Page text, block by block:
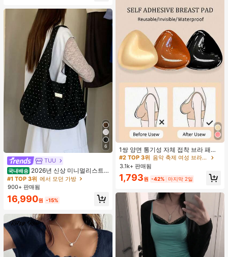
6
TUU
국내배송 2026년 신상 미니멀리스트
도트 캔버스 토트백, 대용량 캐주얼 다
용도 통근 숄더 핸드백
#1 TOP 3위 에서 모던 가방
900+ 판매됨
16,990원 -15%
1쌍 양면 통기성 자체 접착 브라 패드,
두꺼워진 삼각형 푸쉬업 디자인, 재사
용 가능, 보이지 않는 비키니 브라 삽
입물, 수영에 적합
#2 TOP 3위
음악 축제 여성 브라 액세서리
거의 매진!
#2 TOP 3위
음악 축제 여성 브라 액세서리
거의 매진!
#2 TOP 3위
음악 축제 여성 브라 액세서리
거의 매진!
#2 TOP 3위
3.1k+ 판매됨
1,793원 -42% 마지막 2일